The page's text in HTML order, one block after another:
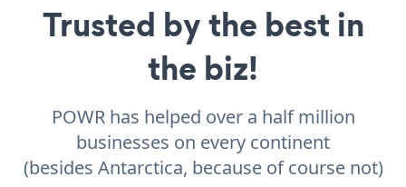
Trusted by the best in
the biz!
POWR has helped over a half million
businesses on every continent
(besides Antarctica, because of course not)